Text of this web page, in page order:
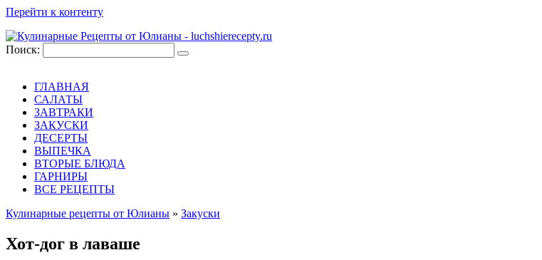
Перейти к контенту
Поиск:
ГЛАВНАЯ
САЛАТЫ
ЗАВТРАКИ
ЗАКУСКИ
ДЕСЕРТЫ
ВЫПЕЧКА
ВТОРЫЕ БЛЮДА
ГАРНИРЫ
ВСЕ РЕЦЕПТЫ
Кулинарные рецепты от Юлианы » Закуски
Хот-дог в лаваше